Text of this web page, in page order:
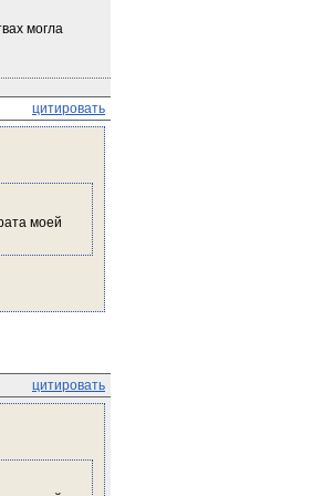
могла
цитировать
моей
цитировать